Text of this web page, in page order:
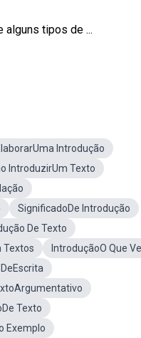
alguns tipos de ...
Introdução
IntroduzirUm Texto
SignificadoDe Introdução
De Texto
Textos
IntroduçãoO Que
Texto
Exemplo